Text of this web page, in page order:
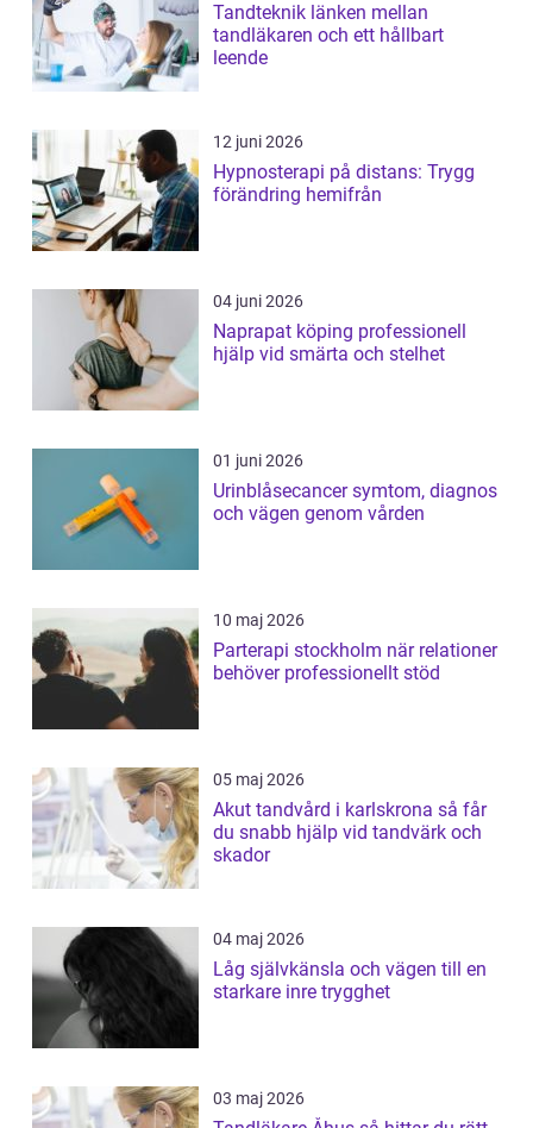
Tandteknik länken mellan
tandläkaren och ett hållbart
leende
12 juni 2026
Hypnosterapi på distans: Trygg
förändring hemifrån
04 juni 2026
Naprapat köping professionell
hjälp vid smärta och stelhet
01 juni 2026
Urinblåsecancer symtom, diagnos
och vägen genom vården
10 maj 2026
Parterapi stockholm när relationer
behöver professionellt stöd
05 maj 2026
Akut tandvård i karlskrona så får
du snabb hjälp vid tandvärk och
skador
04 maj 2026
Låg självkänsla och vägen till en
starkare inre trygghet
03 maj 2026